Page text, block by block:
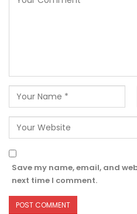
Save my name, email, and
next time I comment.